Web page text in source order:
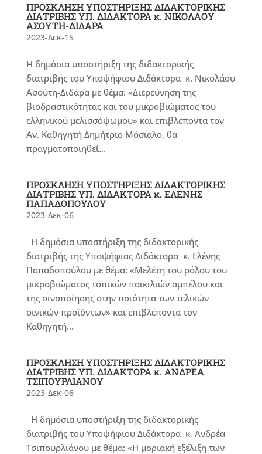
ΠΡΟΣΚΛΗΣΗ ΥΠΟΣΤΗΡΙΞΗΣ ΔΙΔΑΚΤΟΡΙΚΗΣ
ΔΙΑΤΡΙΒΗΣ YΠ. ΔΙΔΑΚΤΟΡΑ κ. ΝΙΚΟΛΑΟΥ
ΑΣΟΥΤΗ-ΔΙΔΑΡΑ
2023-Δεκ-15
Η δημόσια υποστήριξη της διδακτορικής
διατριβής του Υποψήφιου Διδάκτορα κ. Νικολάου
Ασούτη-Διδάρα με θέμα: «Διερεύνηση της
βιοδραστικότητας και του μικροβιώματος του
ελληνικού μελισσόψωμου» και επιβλέποντα τον
Αν. Καθηγητή Δημήτριο Μόσιαλο, θα
πραγματοποιηθεί...
ΠΡΟΣΚΛΗΣΗ ΥΠΟΣΤΗΡΙΞΗΣ ΔΙΔΑΚΤΟΡΙΚΗΣ
ΔΙΑΤΡΙΒΗΣ ΥΠ. ΔΙΔΑΚΤΟΡΑ κ. ΕΛΕΝΗΣ
ΠΑΠΑΔΟΠΟΥΛΟΥ
2023-Δεκ-06
Η δημόσια υποστήριξη της διδακτορικής
διατριβής της Υποψήφιας Διδάκτορα κ. Ελένης
Παπαδοπούλου με θέμα: «Μελέτη του ρόλου του
μικροβιώματος τοπικών ποικιλιών αμπέλου και
της οινοποίησης στην ποιότητα των τελικών
οινικών προϊόντων» και επιβλέποντα τον
Καθηγητή...
ΠΡΟΣΚΛΗΣΗ ΥΠΟΣΤΗΡΙΞΗΣ ΔΙΔΑΚΤΟΡΙΚΗΣ
ΔΙΑΤΡΙΒΗΣ ΥΠ. ΔΙΔΑΚΤΟΡΑ κ. ΑΝΔΡΕΑ
ΤΣΙΠΟΥΡΛΙΑΝΟΥ
2023-Δεκ-06
Η δημόσια υποστήριξη της διδακτορικής
διατριβής του Υποψήφιου Διδάκτορα κ. Ανδρέα
Τσιπουρλιάνου με θέμα: «Η μοριακή εξέλιξη των